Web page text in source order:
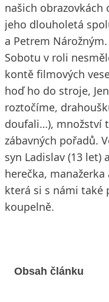
našich obrazovkách
jeho dlouholetá
a Petrem Nárožným.
Sobotu v roli
kontě filmových
hoď ho do stroje,
roztočíme,
doufali…), množství
zábavných pořadů.
syn Ladislav (13 let)
herečka,
která si s námi také
koupelně.
Obsah článku